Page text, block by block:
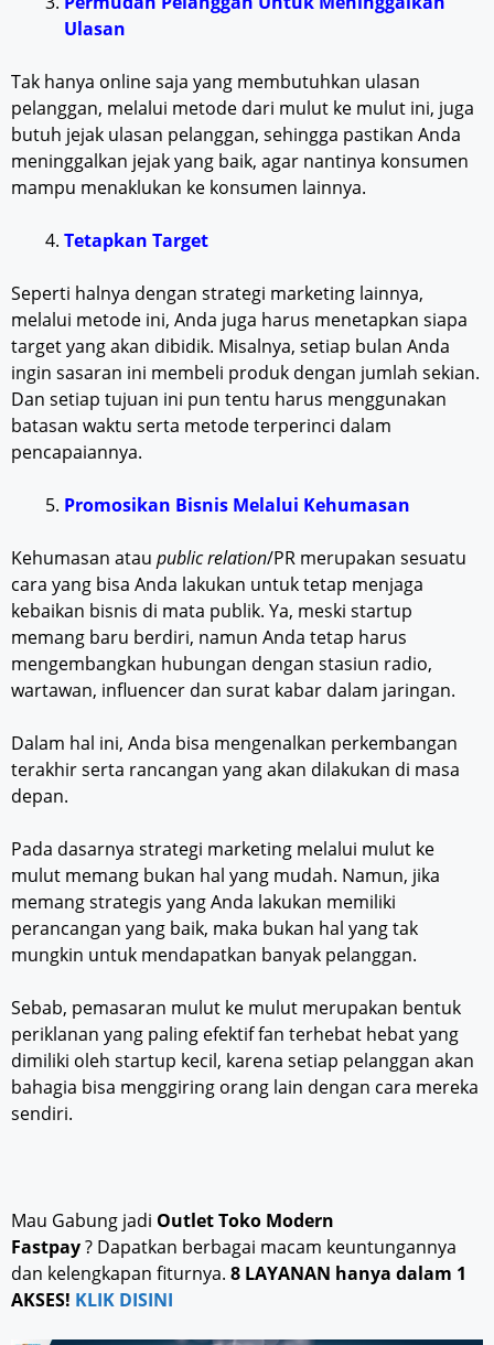
Ulasan
Tak hanya online saja yang membutuhkan ulasan
pelanggan, melalui metode dari mulut ke mulut ini, juga
butuh jejak ulasan pelanggan, sehingga pastikan Anda
meninggalkan jejak yang baik, agar nantinya konsumen
mampu menaklukan ke konsumen lainnya.
Tetapkan Target
Seperti halnya dengan strategi marketing lainnya,
melalui metode ini, Anda juga harus menetapkan siapa
target yang akan dibidik. Misalnya, setiap bulan Anda
ingin sasaran ini membeli produk dengan jumlah sekian.
Dan setiap tujuan ini pun tentu harus menggunakan
batasan waktu serta metode terperinci dalam
pencapaiannya.
Promosikan Bisnis Melalui Kehumasan
Kehumasan atau public relation/PR merupakan sesuatu
cara yang bisa Anda lakukan untuk tetap menjaga
kebaikan bisnis di mata publik. Ya, meski startup
memang baru berdiri, namun Anda tetap harus
mengembangkan hubungan dengan stasiun radio,
wartawan, influencer dan surat kabar dalam jaringan.
Dalam hal ini, Anda bisa mengenalkan perkembangan
terakhir serta rancangan yang akan dilakukan di masa
depan.
Pada dasarnya strategi marketing melalui mulut ke
mulut memang bukan hal yang mudah. Namun, jika
memang strategis yang Anda lakukan memiliki
perancangan yang baik, maka bukan hal yang tak
mungkin untuk mendapatkan banyak pelanggan.
Sebab, pemasaran mulut ke mulut merupakan bentuk
periklanan yang paling efektif fan terhebat hebat yang
dimiliki oleh startup kecil, karena setiap pelanggan akan
bahagia bisa menggiring orang lain dengan cara mereka
sendiri.
Mau Gabung jadi Outlet Toko Modern
Fastpay? Dapatkan berbagai macam keuntungannya
dan kelengkapan fiturnya. 8 LAYANAN hanya dalam 1
AKSES! KLIK DISINI